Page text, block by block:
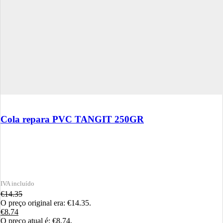
Cola repara PVC TANGIT 250GR
€14.35
O preço original era: €14.35.
€8.74
O preço atual é: €8.74.